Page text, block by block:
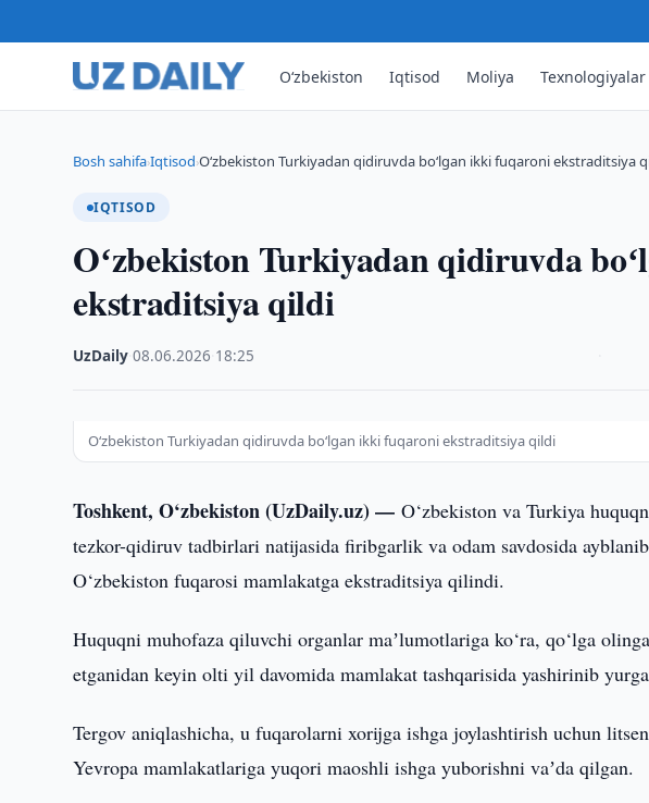
O‘zbekiston Iqtisod Moliya Texnologiyalar
Bosh sahifa›Iqtisod›Oʻzbekiston Turkiyadan qidiruvda boʻlgan ikki fuqaroni ekstraditsiya
IQTISOD
Oʻzbekiston Turkiyadan qidiruvda
ekstraditsiya qildi
UzDaily ·08.06.2026 18:25
Oʻzbekiston Turkiyadan qidiruvda boʻlgan ikki fuqaroni ekstraditsiya qildi
Toshkent, O‘zbekiston (UzDaily.uz) —O‘zbekiston va Turkiya
tezkor-qidiruv tadbirlari natijasida firibgarlik va odam savdosida
O‘zbekiston fuqarosi mamlakatga ekstraditsiya qilindi.
Huquqni muhofaza qiluvchi organlar maʼlumotlariga ko‘ra, qo‘lga
etganidan keyin olti yil davomida mamlakat tashqarisida yashirinib
Tergov aniqlashicha, u fuqarolarni xorijga ishga joylashtirish uchun
Yevropa mamlakatlariga yuqori maoshli ishga yuborishni vaʼda qilgan.